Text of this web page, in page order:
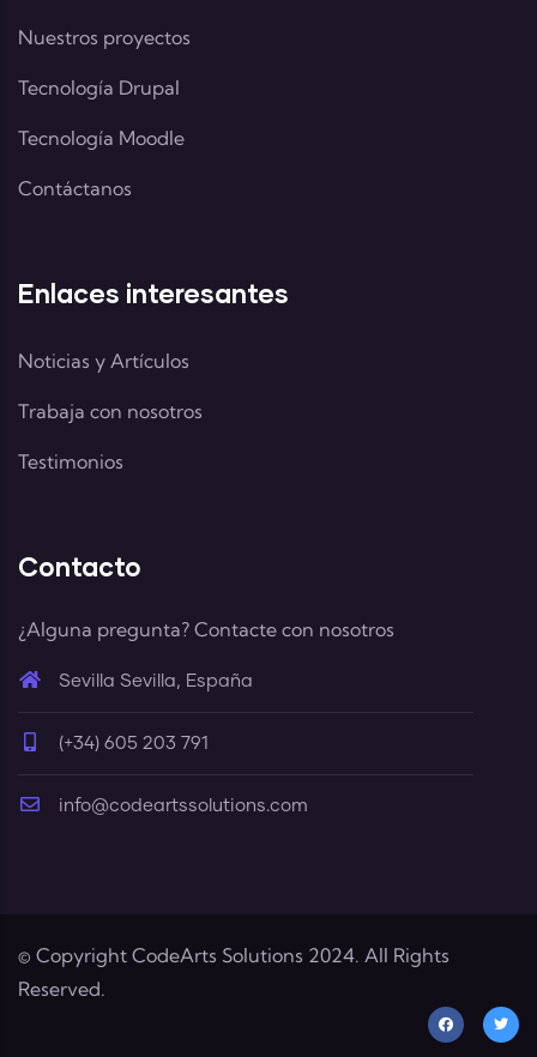
Nuestros proyectos
Tecnología Drupal
Tecnología Moodle
Contáctanos
Enlaces interesantes
Noticias y Artículos
Trabaja con nosotros
Testimonios
Contacto
¿Alguna pregunta? Contacte con nosotros
Sevilla Sevilla, España
(+34) 605 203 791
info@codeartssolutions.com
© Copyright CodeArts Solutions 2024. All Rights
Reserved.